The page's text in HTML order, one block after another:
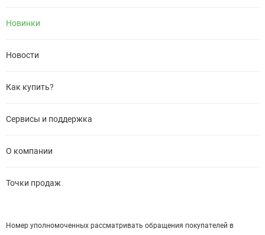
Новинки
Новости
Как купить?
Сервисы и поддержка
О компании
Точки продаж
Номер уполномоченных рассматривать обращения покупателей в